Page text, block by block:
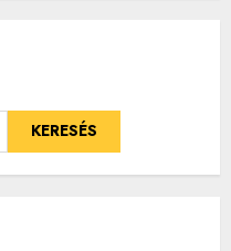
KERESÉS